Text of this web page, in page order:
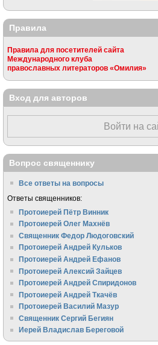
Правила
Правила для посетителей сайта
Международного клуба
православных литераторов «Омилия»
Вход для авторов
Войти на
Вопрос священнику
Все ответы на вопросы
Ответы священников:
Протоиерей Пётр Винник
Протоиерей Олег Махнёв
Священник Федор Людоговский
Протоиерей Андрей Кульков
Протоиерей Андрей Ефанов
Протоиерей Алексий Зайцев
Протоиерей Андрей Спиридонов
Протоиерей Андрей Ткачёв
Протоиерей Василий Мазур
Священник Сергий Бегиян
Иерей Владислав Береговой